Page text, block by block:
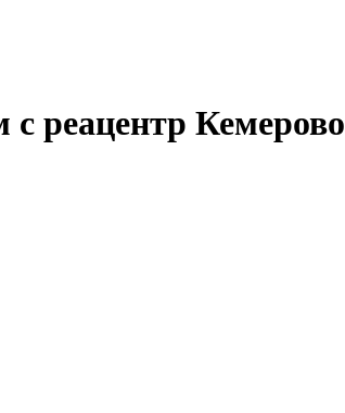
реацентр Кемерово